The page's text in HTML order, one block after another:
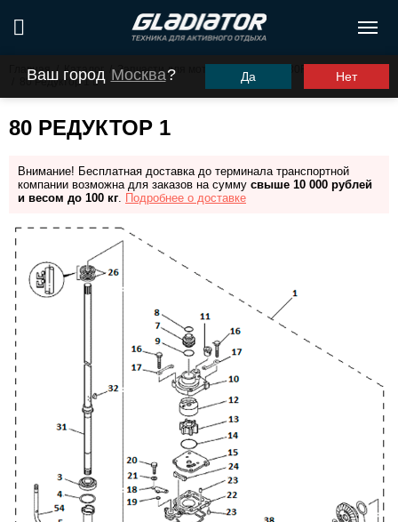
Ваш город Москва? Да Нет
Главная / Каталог Запчасти для моторов ПЛМ
G30FHS (G30FES)
80 Редуктор 1
80 РЕДУКТОР 1
Внимание! Бесплатная доставка до терминала транспортной
компании возможна для заказов на сумму свыше 10 000 рублей
и весом до 100 кг. Подробнее о доставке